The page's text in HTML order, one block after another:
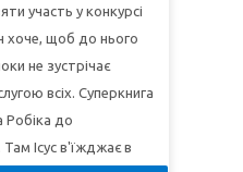
глубина, ни другая
нас от любви
Господе нашем"
участь у конкурсі
хоче, щоб до нього
не зустрічає
всіх. Суперкнига
Робіка до
Ісус в'їжджає в